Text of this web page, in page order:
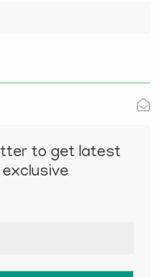
to get latest